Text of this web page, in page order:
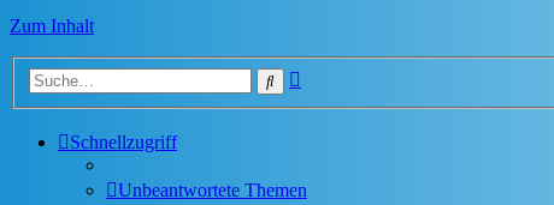
Zum Inhalt
Suche
Schnellzugriff
Unbeantwortete Themen